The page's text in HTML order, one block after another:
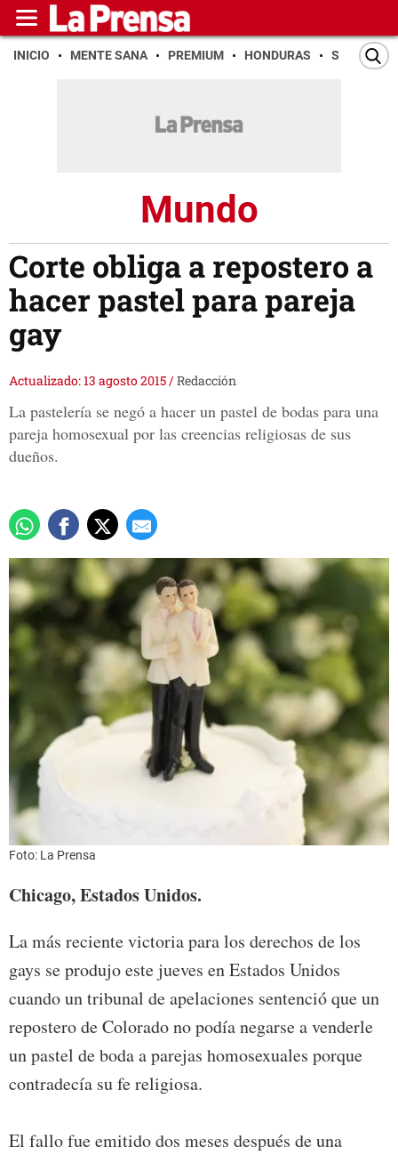
INICIO MENTE SANA PREMIUM HONDURAS SAN PEDRO
Mundo
Corte obliga a repostero a
hacer pastel para pareja
gay
Actualizado: 13 agosto 2015/Redacción
La pastelería se negó a hacer un pastel de bodas para una
pareja homosexual por las creencias religiosas de sus
dueños.
Foto: La Prensa
Chicago, Estados Unidos.
La más reciente victoria para los derechos de los
gays se produjo este jueves en Estados Unidos
cuando un tribunal de apelaciones sentenció que un
repostero de Colorado no podía negarse a venderle
un pastel de boda a parejas homosexuales porque
contradecía su fe religiosa.
El fallo fue emitido dos meses después de una